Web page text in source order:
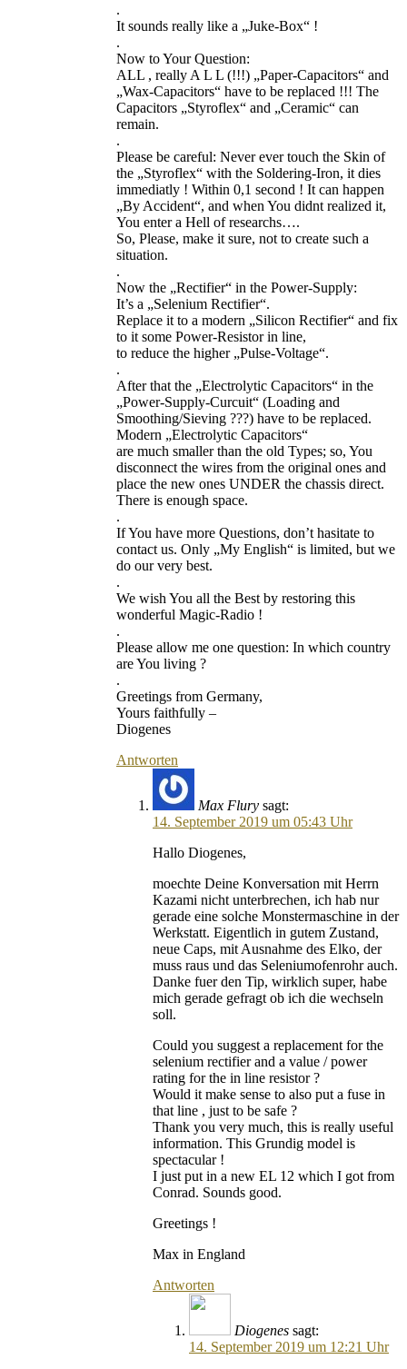
.
It sounds really like a „Juke-Box“ !
.
Now to Your Question:
ALL , really A L L (!!!) „Paper-Capacitors“ and
„Wax-Capacitors“ have to be replaced !!! The
Capacitors „Styroflex“ and „Ceramic“ can
remain.
.
Please be careful: Never ever touch the Skin of
the „Styroflex“ with the Soldering-Iron, it dies
immediatly ! Within 0,1 second ! It can happen
„By Accident“, and when You didnt realized it,
You enter a Hell of researchs….
So, Please, make it sure, not to create such a
situation.
.
Now the „Rectifier“ in the Power-Supply:
It’s a „Selenium Rectifier“.
Replace it to a modern „Silicon Rectifier“ and fix
to it some Power-Resistor in line,
to reduce the higher „Pulse-Voltage“.
.
After that the „Electrolytic Capacitors“ in the
„Power-Supply-Curcuit“ (Loading and
Smoothing/Sieving ???) have to be replaced.
Modern „Electrolytic Capacitors“
are much smaller than the old Types; so, You
disconnect the wires from the original ones and
place the new ones UNDER the chassis direct.
There is enough space.
.
If You have more Questions, don’t hasitate to
contact us. Only „My English“ is limited, but we
do our very best.
.
We wish You all the Best by restoring this
wonderful Magic-Radio !
.
Please allow me one question: In which country
are You living ?
.
Greetings from Germany,
Yours faithfully –
Diogenes
Antworten
Max Flury sagt:
14. September 2019 um 05:43 Uhr
Hallo Diogenes,
moechte Deine Konversation mit Herrn
Kazami nicht unterbrechen, ich hab nur
gerade eine solche Monstermaschine in der
Werkstatt. Eigentlich in gutem Zustand,
neue Caps, mit Ausnahme des Elko, der
muss raus und das Seleniumofenrohr auch.
Danke fuer den Tip, wirklich super, habe
mich gerade gefragt ob ich die wechseln
soll.
Could you suggest a replacement for the
selenium rectifier and a value / power
rating for the in line resistor ?
Would it make sense to also put a fuse in
that line , just to be safe ?
Thank you very much, this is really useful
information. This Grundig model is
spectacular !
I just put in a new EL 12 which I got from
Conrad. Sounds good.
Greetings !
Max in England
Antworten
Diogenes sagt:
14. September 2019 um 12:21 Uhr